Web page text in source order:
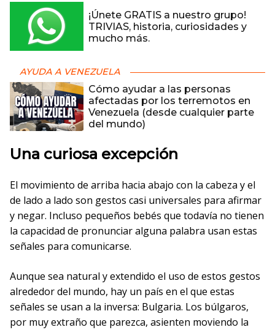
¡Únete GRATIS a nuestro grupo!
TRIVIAS, historia, curiosidades y
mucho más.
AYUDA A VENEZUELA
Cómo ayudar a las personas
afectadas por los terremotos en
Venezuela (desde cualquier parte
del mundo)
Una curiosa excepción
El movimiento de arriba hacia abajo con la cabeza y el
de lado a lado son gestos casi universales para afirmar
y negar. Incluso pequeños bebés que todavía no tienen
la capacidad de pronunciar alguna palabra usan estas
señales para comunicarse.
Aunque sea natural y extendido el uso de estos gestos
alrededor del mundo, hay un país en el que estas
señales se usan a la inversa: Bulgaria. Los búlgaros,
por muy extraño que parezca, asienten moviendo la